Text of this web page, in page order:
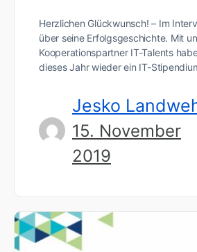
Herzlichen Glückwunsch! – Im
über seine Erfolgsgeschichte. Mit
Kooperationspartner IT-Talents
dieses Jahr wieder ein IT-
Jesko
15. November
2019